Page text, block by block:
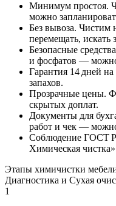
Минимум простоя.
можно
Без вывоза. Чистим
перемещать, искать
Безопасные
и фосфатов — можно
Гарантия 14 дней на
запахов.
Прозрачные цены.
скрытых доплат.
Документы для
работ и чек —
Соблюдение ГОСТ Р
Химическая
Этапы химичистки
Диагностика и Сухая
1